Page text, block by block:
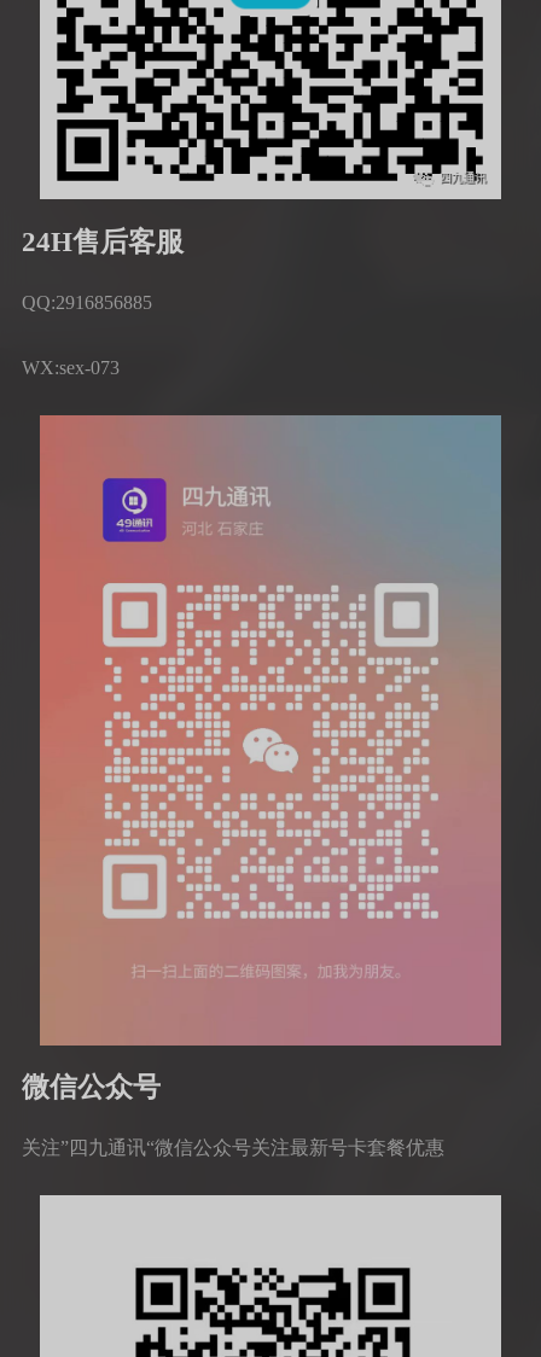
24H售后客服
QQ:2916856885
WX:sex-073
微信公众号
关注”四九通讯“微信公众号关注最新号卡套餐优惠